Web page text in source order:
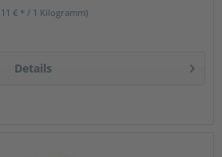
€ * / 1 Kilogramm)
Details